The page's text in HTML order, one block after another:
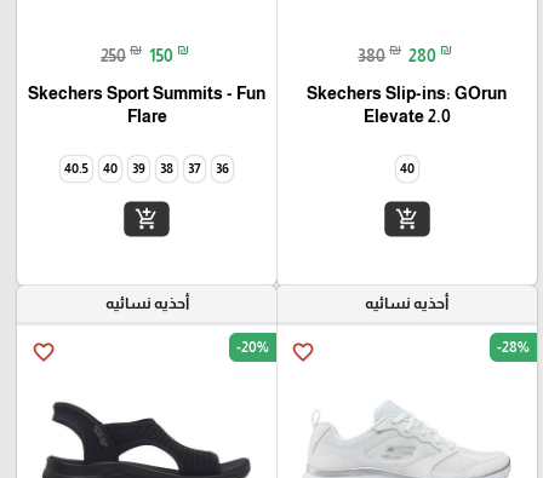
380 ₪ 280 ₪
Skechers Slip-ins: GOrun
Elevate 2.0
40
add_shopping_cart
250 ₪ 150 ₪
Skechers Sport Summits - Fun
Flare‏
36
37
38
39
40
40.5
add_shopping_cart
أحذيه نسائيه
favorite_border -28%
أحذيه نسائيه
favorite_border -20%